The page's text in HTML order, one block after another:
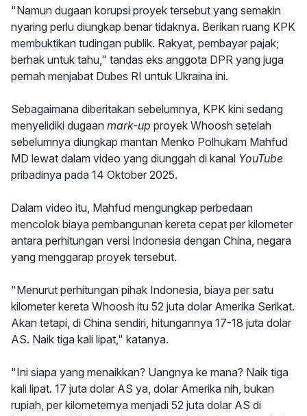
"Namun dugaan korupsi proyek tersebut yang semakin
nyaring perlu diungkap benar tidaknya. Berikan ruang KPK
membuktikan tudingan publik. Rakyat, pembayar pajak;
berhak untuk tahu," tandas eks anggota DPR yang juga
pernah menjabat Dubes RI untuk Ukraina ini.
Sebagaimana diberitakan sebelumnya, KPK kini sedang
menyelidiki dugaan mark-up proyek Whoosh setelah
sebelumnya diungkap mantan Menko Polhukam Mahfud
MD lewat dalam video yang diunggah di kanal YouTube
pribadinya pada 14 Oktober 2025.
Dalam video itu, Mahfud mengungkap perbedaan
mencolok biaya pembangunan kereta cepat per kilometer
antara perhitungan versi Indonesia dengan China, negara
yang menggarap proyek tersebut.
"Menurut perhitungan pihak Indonesia, biaya per satu
kilometer kereta Whoosh itu 52 juta dolar Amerika Serikat.
Akan tetapi, di China sendiri, hitungannya 17-18 juta dolar
AS. Naik tiga kali lipat," katanya.
"Ini siapa yang menaikkan? Uangnya ke mana? Naik tiga
kali lipat. 17 juta dolar AS ya, dolar Amerika nih, bukan
rupiah, per kilometernya menjadi 52 juta dolar AS di